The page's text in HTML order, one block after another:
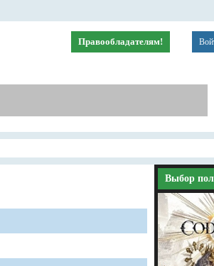
Правообладателям!
Выбор